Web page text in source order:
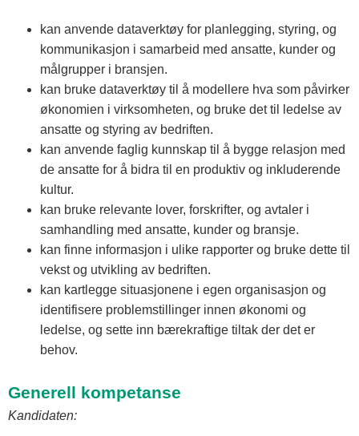
kan anvende dataverktøy for planlegging, styring, og
kommunikasjon i samarbeid med ansatte, kunder og
målgrupper i bransjen.
kan bruke dataverktøy til å modellere hva som påvirker
økonomien i virksomheten, og bruke det til ledelse av
ansatte og styring av bedriften.
kan anvende faglig kunnskap til å bygge relasjon med
de ansatte for å bidra til en produktiv og inkluderende
kultur.
kan bruke relevante lover, forskrifter, og avtaler i
samhandling med ansatte, kunder og bransje.
kan finne informasjon i ulike rapporter og bruke dette til
vekst og utvikling av bedriften.
kan kartlegge situasjonene i egen organisasjon og
identifisere problemstillinger innen økonomi og
ledelse, og sette inn bærekraftige tiltak der det er
behov.
Generell kompetanse
Kandidaten: